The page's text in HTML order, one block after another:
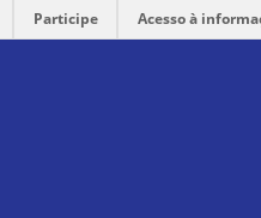
Participe Acesso à